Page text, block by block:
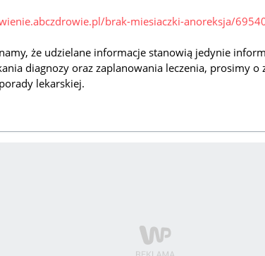
brak-miesiaczki-anoreksja/
że udzielane informacje stanowią jedynie
diagnozy oraz zaplanowania leczenia, prosimy o
lekarskiej.